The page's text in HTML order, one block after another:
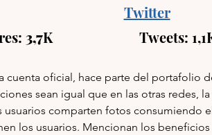
Twitter
3,7K                         Tweets:
cuenta oficial, hace parte del portafolio
sean igual que en las otras redes,
usuarios comparten fotos consumiendo
los usuarios. Mencionan los